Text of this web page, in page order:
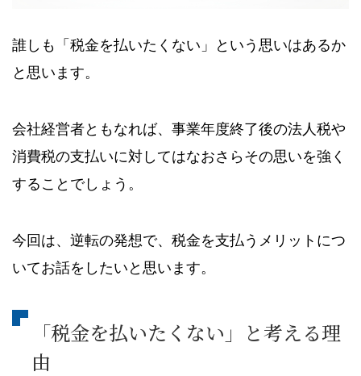
誰しも「税金を払いたくない」という思いはあるか
と思います。
会社経営者ともなれば、事業年度終了後の法人税や
消費税の支払いに対してはなおさらその思いを強く
することでしょう。
今回は、逆転の発想で、税金を支払うメリットにつ
いてお話をしたいと思います。
「税金を払いたくない」と考える理
由